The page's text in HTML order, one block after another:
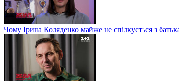
Чому Ірина Коляденко майже не спілкується з